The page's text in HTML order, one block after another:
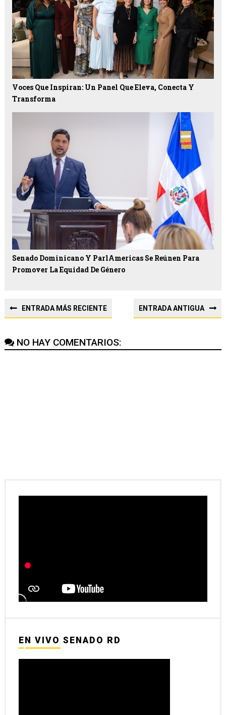
Voces Que Inspiran: Un Panel Que Eleva, Conecta Y
Transforma
Senado Dominicano Y ParlAmericas Se Reúnen Para
Promover La Equidad De Género
ENTRADA MÁS RECIENTE ENTRADA ANTIGUA
NO HAY COMENTARIOS:
EN VIVO SENADO RD